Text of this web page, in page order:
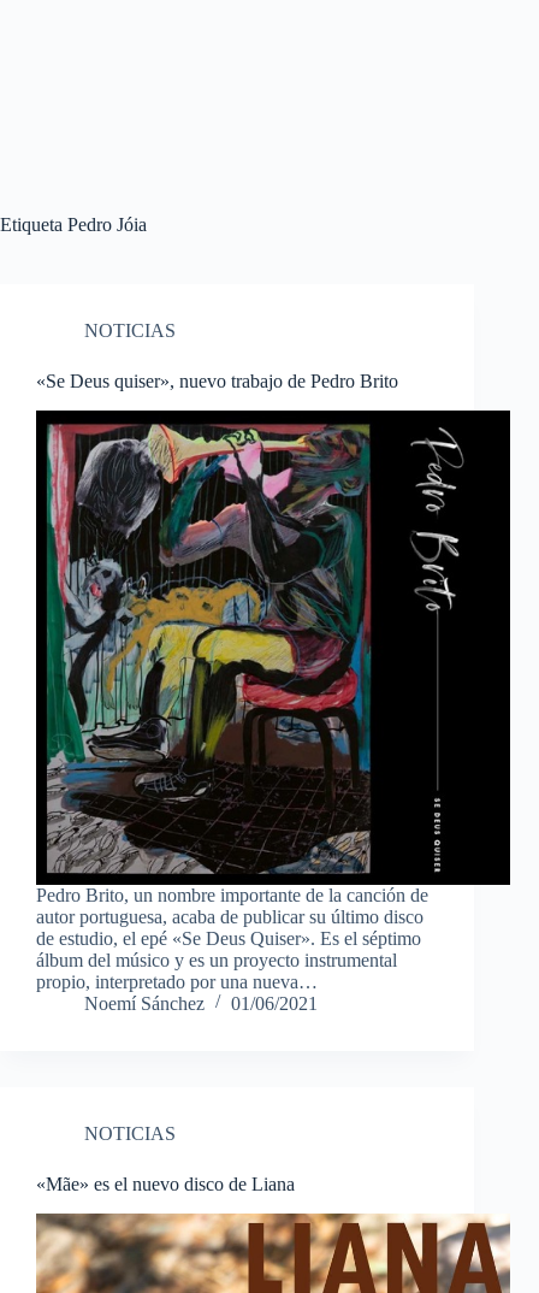
Etiqueta Pedro Jóia
NOTICIAS
«Se Deus quiser», nuevo trabajo de Pedro Brito
Pedro Brito, un nombre importante de la canción de
autor portuguesa, acaba de publicar su último disco
de estudio, el epé «Se Deus Quiser». Es el séptimo
álbum del músico y es un proyecto instrumental
propio, interpretado por una nueva…
Noemí Sánchez
01/06/2021
NOTICIAS
«Mãe» es el nuevo disco de Liana